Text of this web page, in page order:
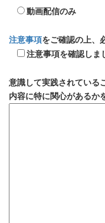
動画配信のみ
注意事項をご確認の上、
注意事項を確認しま
意識して実践されている
内容に特に関心があるか